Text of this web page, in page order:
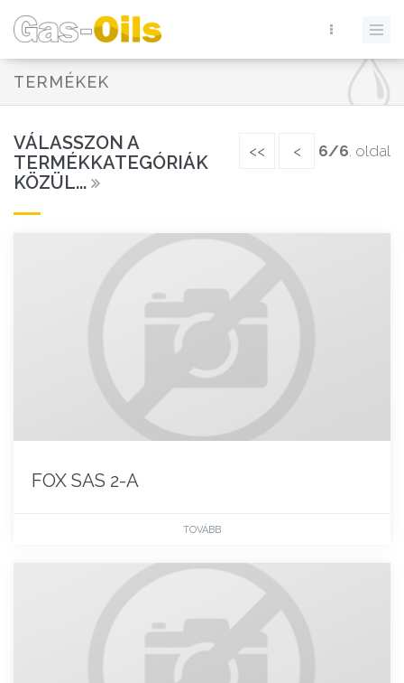
TERMÉKEK
<< < 6/6. oldal
VÁLASSZON A
TERMÉKKATEGÓRIÁK
KÖZÜL...
FOX SAS 2-A
TOVÁBB